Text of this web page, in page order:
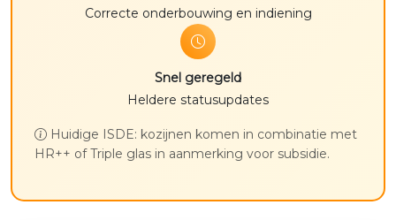
Correcte onderbouwing en indiening
Snel geregeld
Heldere statusupdates
Huidige ISDE: kozijnen komen in combinatie met
HR++ of Triple glas in aanmerking voor subsidie.